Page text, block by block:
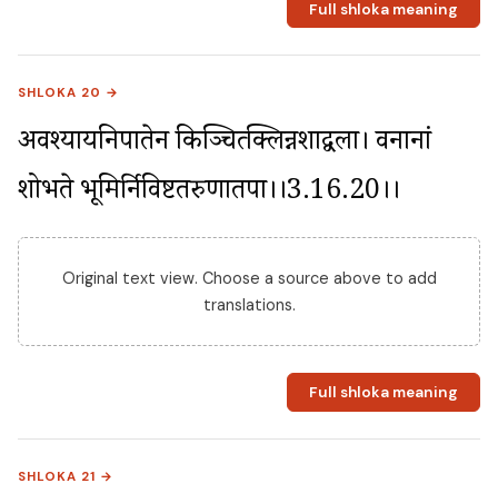
Full shloka meaning
SHLOKA 20 →
अवश्यायनिपातेन किञ्चित्प्रक्लिन्नशाद्वला। वनानां
शोभते भूमिर्निविष्टतरुणातपा।।3.16.20।।
Original text view. Choose a source above to add
translations.
Full shloka meaning
SHLOKA 21 →